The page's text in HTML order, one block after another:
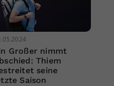
Großer nimmt
Thiem
seine
Saison